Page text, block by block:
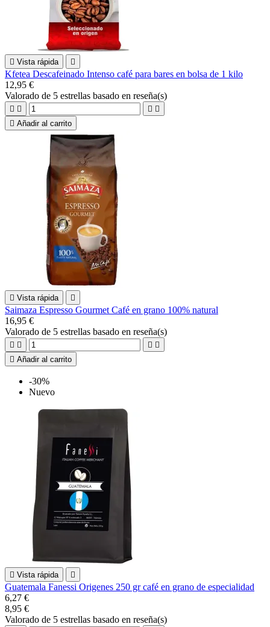
 Vista rápida 
Kfetea Descafeinado Intenso café para bares en bolsa de 1 kilo
12,95 €
Valorado de 5 estrellas basado en reseña(s)
   
 Añadir al carrito
 Vista rápida 
Saimaza Espresso Gourmet Café en grano 100% natural
16,95 €
Valorado de 5 estrellas basado en reseña(s)
   
 Añadir al carrito
-30%
Nuevo
 Vista rápida 
Guatemala Fanessi Origenes 250 gr café en grano de especialidad
6,27 €
8,95 €
Valorado de 5 estrellas basado en reseña(s)